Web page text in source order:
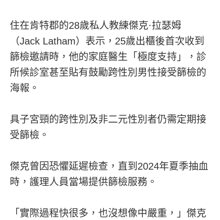
住在肯特郡的28歲私人教練傑克·拉瑟姆
（Jack Latham）表示，25歲出櫃後首次收到
篩檢邀請時，他的家庭醫生「極度支持」，診
所候診室甚至貼有鼓勵跨性別男性接受篩檢的
海報。
具子宮頸的跨性別及非二元性別者仍需定期接
受篩檢。
傑克曾因恐懼延遲檢查，直到2024年夏季抽血
時，護理人員當場提供篩檢服務。
「實際過程快很多，也沒想像中嚴重，」傑克